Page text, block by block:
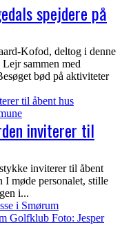
spejdere på
Kofod, deltog i denne
sammen med
bød på aktiviteter
til åbent hus
inviterer til
inviterer til åbent
I møde personalet, stille
i...
i Smørum